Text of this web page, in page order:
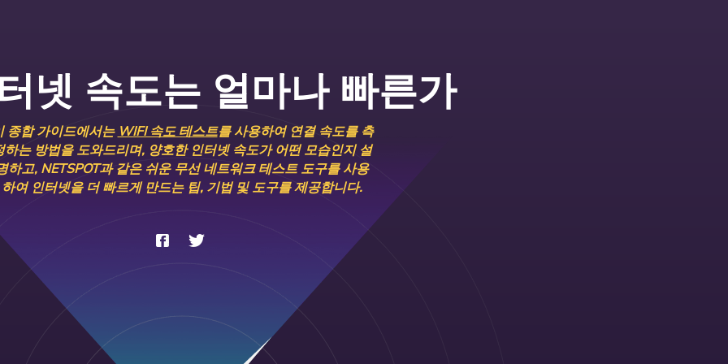
넷 속도는 얼마나 빠른가
종합 가이드에서는 WIFI 속도 테스트를 사용하여 연결 속도를 측
하는 방법을 도와드리며, 양호한 인터넷 속도가 어떤 모습인지 설
하고, NETSPOT과 같은 쉬운 무선 네트워크 테스트 도구를 사용
하여 인터넷을 더 빠르게 만드는 팁, 기법 및 도구를 제공합니다.